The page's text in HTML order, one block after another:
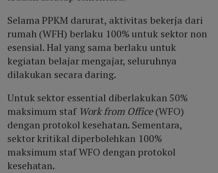
Selama PPKM darurat, aktivitas bekerja dari
rumah (WFH) berlaku 100% untuk sektor non
esensial. Hal yang sama berlaku untuk
kegiatan belajar mengajar, seluruhnya
dilakukan secara daring.
Untuk sektor essential diberlakukan 50%
maksimum staf Work from Office(WFO)
dengan protokol kesehatan. Sementara,
sektor kritikal diperbolehkan 100%
maksimum staf WFO dengan protokol
kesehatan.